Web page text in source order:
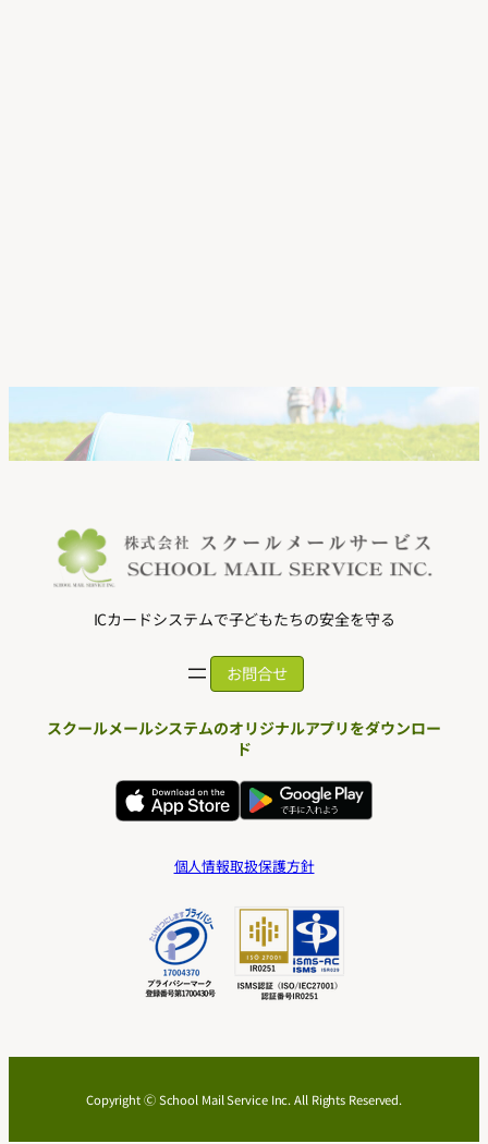
ICカードシステムで子どもたちの安全を守る
お問合せ
スクールメールシステムのオリジナルアプリをダウンロー
ド
個人情報取扱保護方針
Copyright Ⓒ School Mail Service Inc. All Rights Reserved.